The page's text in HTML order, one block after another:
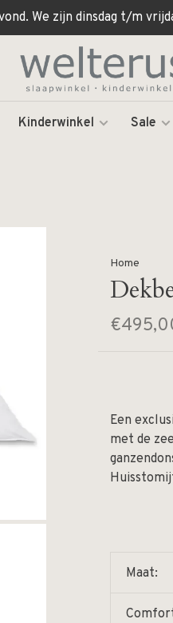
We zijn dinsdag t/m
Kinderwinkel Sale
Home
Een
met de
Maat: